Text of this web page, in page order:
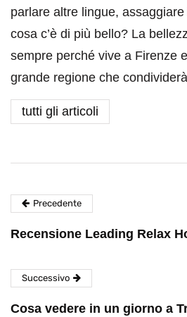
parlare altre lingue,
cosa c’è di più bello? La
sempre perché vive a Firenze
grande regione che
tutti gli articoli
Precedente
Recensione Leading Relax
Successivo
Cosa vedere in un giorno a